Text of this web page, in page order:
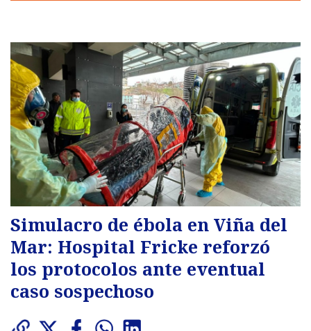
Simulacro de ébola en Viña del
Mar: Hospital Fricke reforzó
los protocolos ante eventual
caso sospechoso